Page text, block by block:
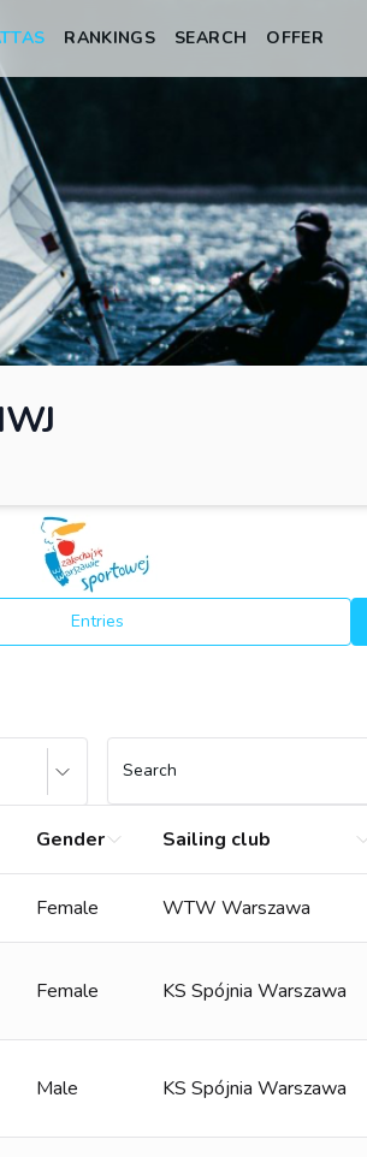
RANKINGS SEARCH OFFER
Entries
Search
Gender Sailing club
Female WTW Warszawa
Female KS Spójnia Warszawa
Male KS Spójnia Warszawa